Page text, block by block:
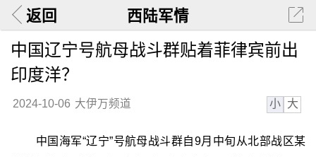
返回 西陆军情
中国辽宁号航母战斗群贴着菲律宾前出
印度洋？
2024-10-06 大伊万频道 小 大
中国海军“辽宁”号航母战斗群自9月中旬从北部战区某